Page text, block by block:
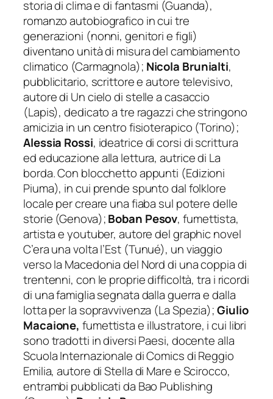
storia di clima e di fantasmi (Guanda),
romanzo autobiografico in cui tre
generazioni (nonni, genitori e figli)
diventano unità di misura del cambiamento
climatico (Carmagnola); Nicola Brunialti,
pubblicitario, scrittore e autore televisivo,
autore di Un cielo di stelle a casaccio
(Lapis), dedicato a tre ragazzi che stringono
amicizia in un centro fisioterapico (Torino);
Alessia Rossi, ideatrice di corsi di scrittura
ed educazione alla lettura, autrice di La
borda. Con blocchetto appunti (Edizioni
Piuma), in cui prende spunto dal folklore
locale per creare una fiaba sul potere delle
storie (Genova);Boban Pesov, fumettista,
artista e youtuber, autore del graphic novel
C’era una volta l’Est (Tunué), un viaggio
verso la Macedonia del Nord di una coppia di
trentenni, con le proprie difficoltà, tra i ricordi
di una famiglia segnata dalla guerra e dalla
lotta per la sopravvivenza (La Spezia);Giulio
Macaione, fumettista e illustratore, i cui libri
sono tradotti in diversi Paesi, docente alla
Scuola Internazionale di Comics di Reggio
Emilia, autore diStella di MareeScirocco,
entrambi pubblicati da Bao Publishing